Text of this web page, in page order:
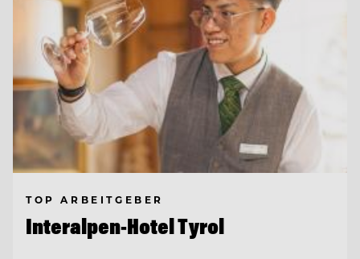
TOP ARBEITGEBER
Interalpen-Hotel Tyrol